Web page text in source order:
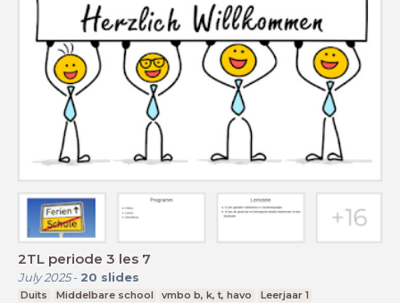
2TL periode 3 les 7
July 2025- 20 slides
Duits Middelbare school vmbo b, k, t, havo Leerjaar 1